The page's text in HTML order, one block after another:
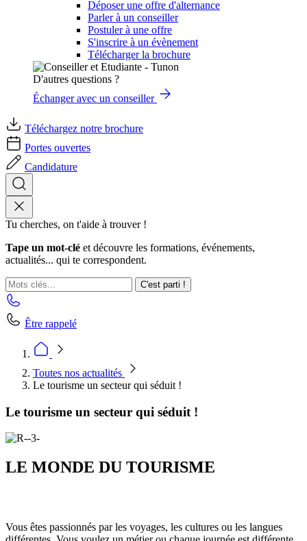
Déposer une offre d'alternance
Parler à un conseiller
Postuler à une offre
S'inscrire à un évènement
Télécharger la brochure
D'autres questions ?
Échanger avec un conseiller
Téléchargez notre brochure
Portes ouvertes
Candidature
Tu cherches, on t'aide à trouver !
Tape un mot-clé et découvre les formations, événements,
actualités... qui te correspondent.
C'est parti !
Être rappelé
Toutes nos actualités
Le tourisme un secteur qui séduit !
Le tourisme un secteur qui séduit !
LE MONDE DU TOURISME
Vous êtes passionnés par les voyages, les cultures ou les langues